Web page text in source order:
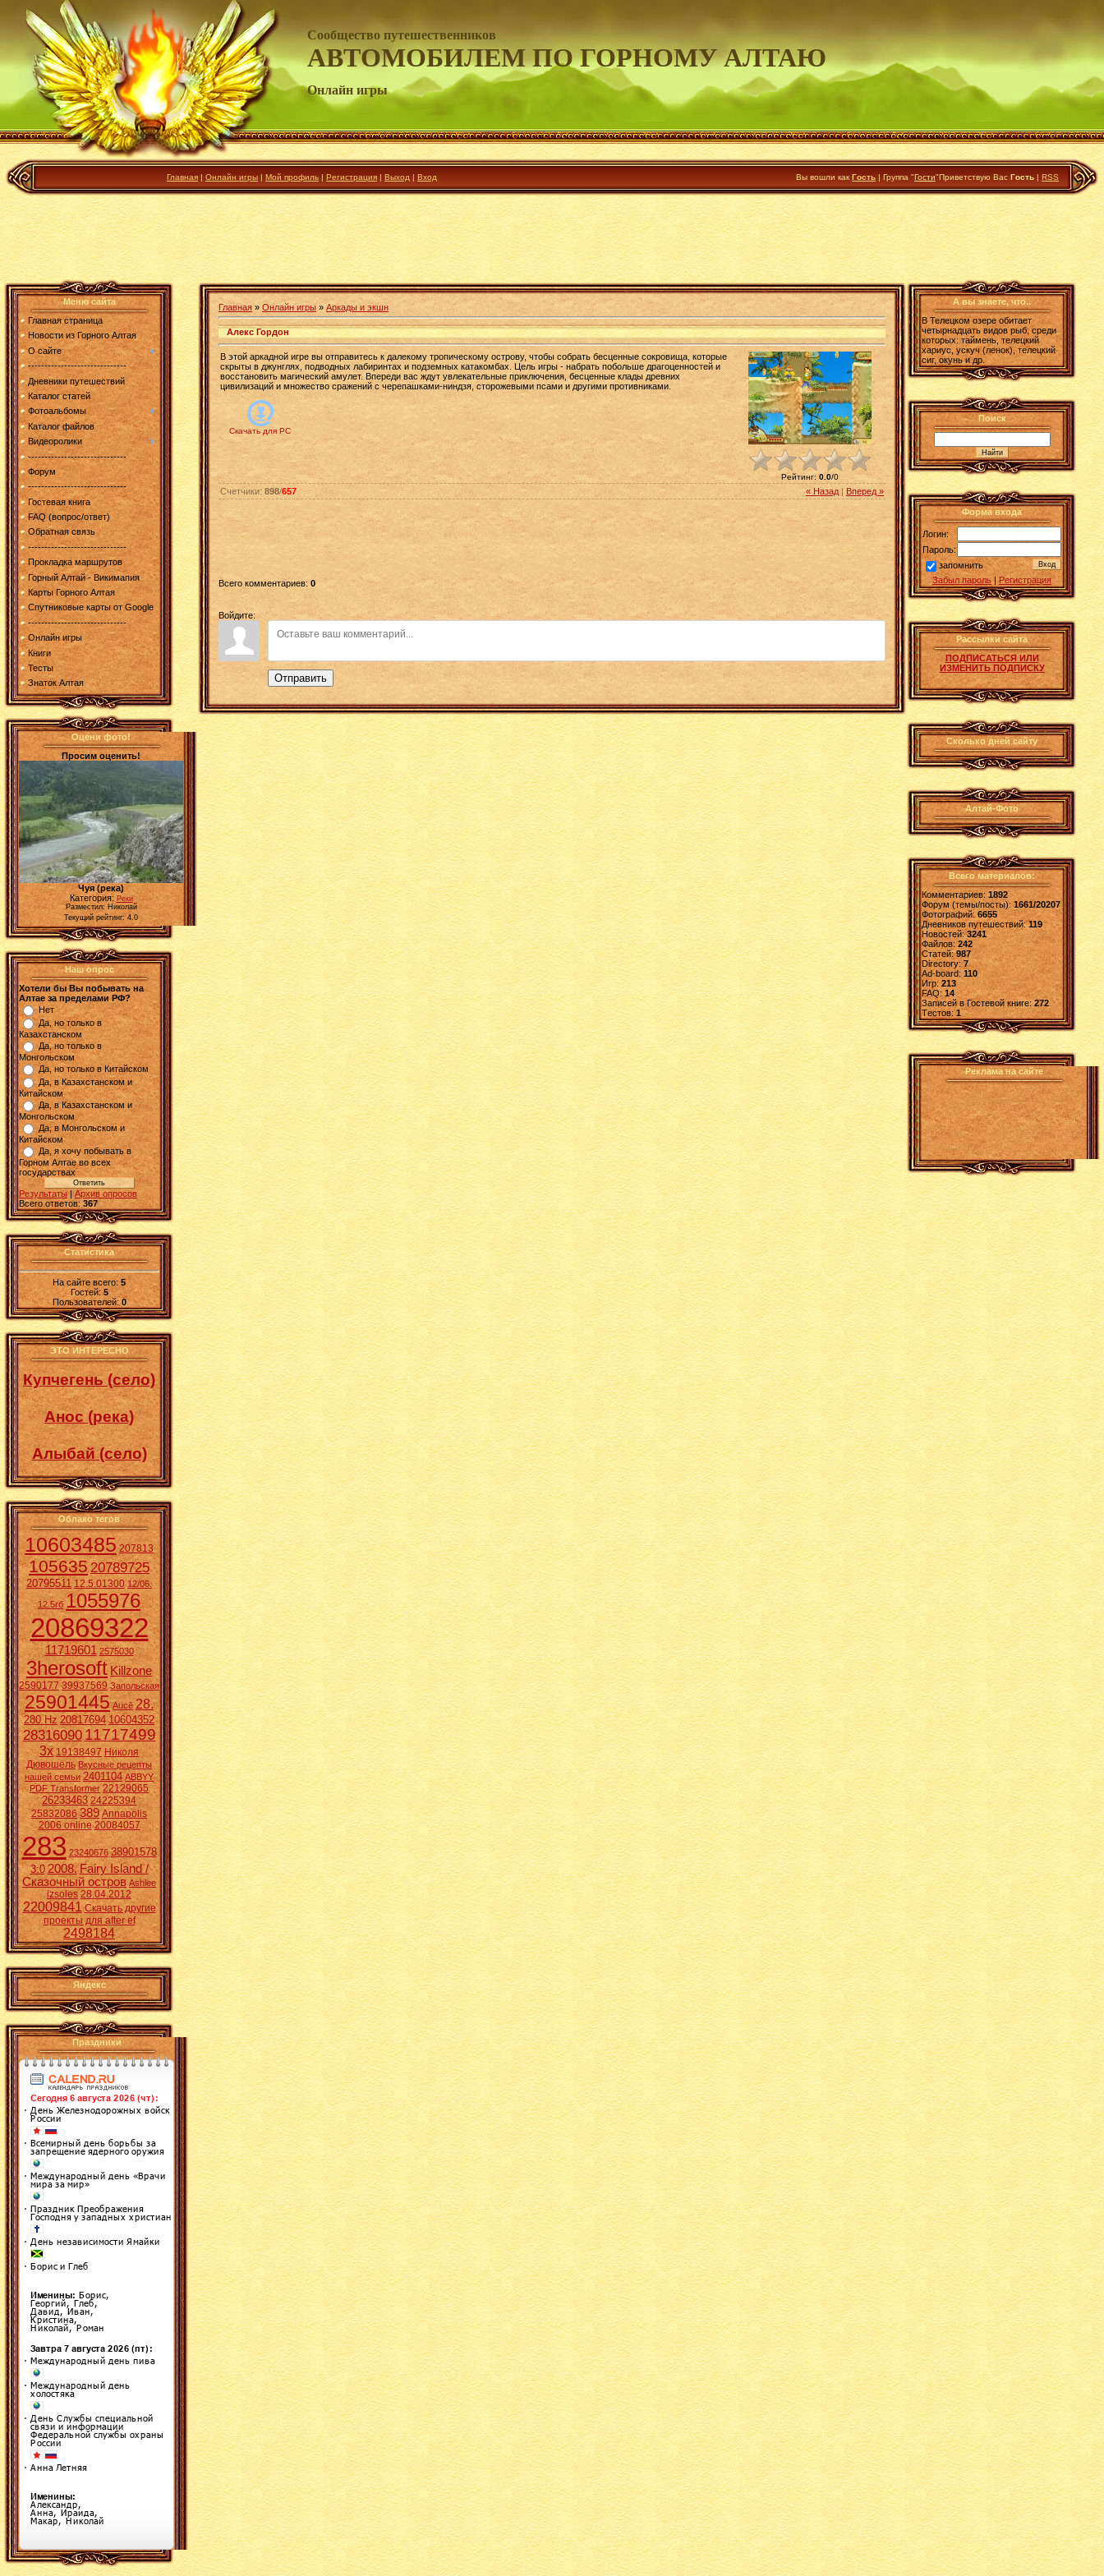
Сообщество путешественников
АВТОМОБИЛЕМ ПО ГОРНОМУ АЛТАЮ
Онлайн игры
Главная | Онлайн игры | Мой профиль | Регистрация | Выход | Вход Вы вошли как Гость | Группа "Гости"Приветствую Вас Гость | RSS
Меню сайта
Главная страница
Новости из Горного Алтая
О сайте
------------------------------
Дневники путешествий
Каталог статей
Фотоальбомы
Каталог файлов
Видеоролики
------------------------------
Форум
------------------------------
Гостевая книга
FAQ (вопрос/ответ)
Обратная связь
------------------------------
Прокладка маршрутов
Горный Алтай - Викимапия
Карты Горного Алтая
Спутниковые карты от Google
------------------------------
Онлайн игры
Книги
Тесты
Знаток Алтая
Оцени фото!
Просим оценить!
Чуя (река)
Категория: Реки
Разместил: Николай
Текущий рейтинг: 4.0
Наш опрос
Хотели бы Вы побывать на
Алтае за пределами РФ?
Нет
Да, но только в
Казахстанском
Да, но только в
Монгольском
Да, но только в Китайском
Да, в Казахстанском и
Китайском
Да, в Казахстанском и
Монгольском
Да, в Монгольском и
Китайском
Да, я хочу побывать в
Горном Алтае во всех
государствах
Результаты |Архив опросов
Всего ответов: 367
Статистика
На сайте всего:5
Гостей:5
Пользователей: 0
ЭТО ИНТЕРЕСНО
Купчегень (село)
Анос (река)
Алыбай (село)
Облако тегов
10603485 207813
10563520789725
20795511 12.5.01300 12/06.
12.5гб 1055976
20869322
11719601 2575030
3herosoft Killzone
2590177 39937569 Запольская
25901445 Aucē 28.
280 Hz 20817694 10604352
2831609011717499
3x 19138497 Николя
Дювошель Вкусные рецепты
нашей семьи 2401104 ABBYY
PDF Transformer 22129065
26233463 24225394
25832086 389 Annapolis
2006 online 20084057
283 23240676 38901578
3:0 2008. Fairy Island /
Сказочный остров Ashlee
izsoles 28.04.2012
22009841 Скачать другие
проекты для after ef
2498184
Яндекс
Праздники
Главная » Онлайн игры » Аркады и экшн
Алекс Гордон
В этой аркадной игре вы отправитесь к далекому тропическому острову, чтобы собрать бесценные сокровища, которые
скрыты в джунглях, подводных лабиринтах и подземных катакомбах. Цель игры - набрать побольше драгоценностей и
восстановить магический амулет. Впереди вас ждут увлекательные приключения, бесценные клады древних
цивилизаций и множество сражений с черепашками-ниндзя, сторожевыми псами и другими противниками.
Скачать для PC
Рейтинг: 0.0/0
« Назад Вперед »
Счетчики: 898/657
Всего комментариев: 0
Войдите:
Отправить
А вы знаете, что..
В Телецком озере обитает
четырнадцать видов рыб, среди
которых: таймень, телецкий
хариус, ускуч (ленок), телецкий
сиг, окунь и др.
Поиск
Форма входа
Логин:
Пароль:
запомнить
Забыл пароль | Регистрация
Рассылки сайта
ПОДПИСАТЬСЯ ИЛИ
ИЗМЕНИТЬ ПОДПИСКУ
Сколько дней сайту
Алтай-Фото
Всего материалов:
Комментариев: 1892
Форум (темы/посты):1661/20207
Фотографий:6655
Дневников путешествий:119
Новостей:3241
Файлов: 242
Статей:987
Directory: 7
Ad-board:110
Игр: 213
FAQ:14
Записей в Гостевой книге:272
Tестов: 1
Реклама на сайте